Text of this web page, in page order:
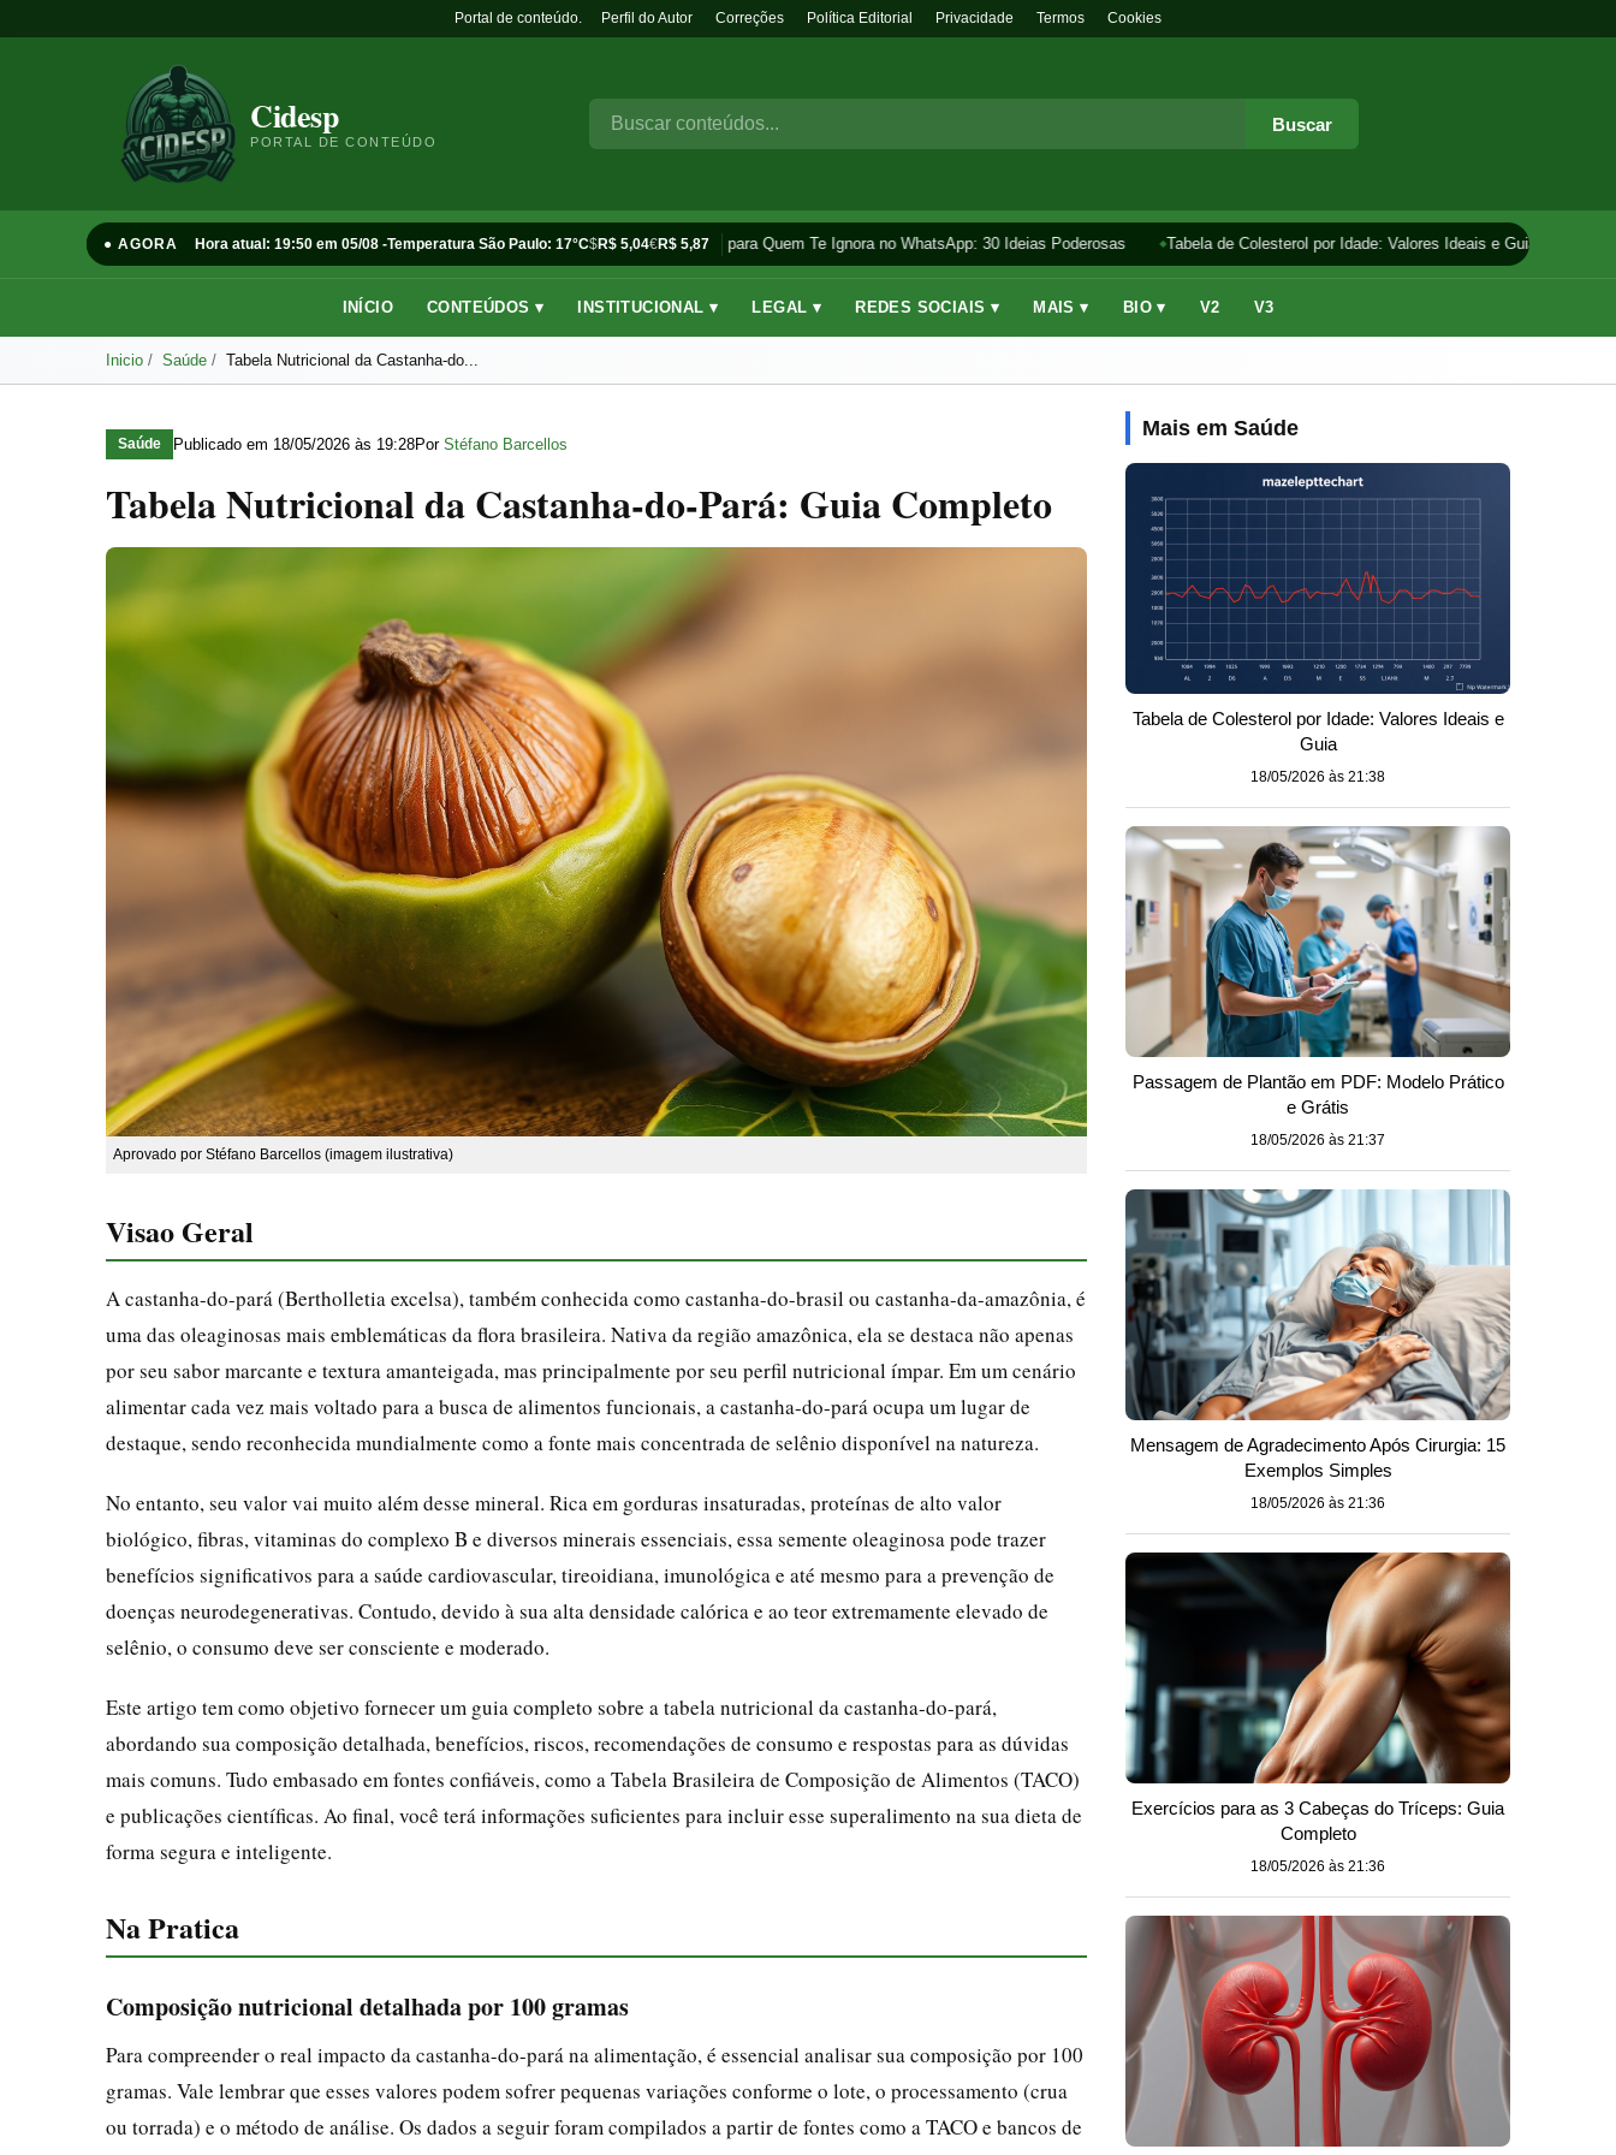
Portal de conteúdo. Perfil do Autor Correções Política Editorial Privacidade Termos Cookies
Cidesp
PORTAL DE CONTEÚDO
Buscar
● AGORA Hora atual: 19:50 em 05/08 -Temperatura São Paulo: 17°C$R$ 5,04€R$ 5,87
Frases para Quem Te Ignora no WhatsApp: 30 Ideias Poderosas Tabela de Colesterol por Idade: Valores Ideais e Guia
INÍCIO CONTEÚDOS ▾ INSTITUCIONAL ▾ LEGAL ▾ REDES SOCIAIS ▾ MAIS ▾ BIO ▾ V2 V3
Inicio Saúde Tabela Nutricional da Castanha-do...
Saúde Publicado em 18/05/2026 às 19:28Por Stéfano Barcellos
Tabela Nutricional da Castanha-do-Pará: Guia Completo
Aprovado por Stéfano Barcellos (imagem ilustrativa)
Visao Geral
A castanha-do-pará (Bertholletia excelsa), também conhecida como castanha-do-brasil ou castanha-da-amazônia, é
uma das oleaginosas mais emblemáticas da flora brasileira. Nativa da região amazônica, ela se destaca não apenas
por seu sabor marcante e textura amanteigada, mas principalmente por seu perfil nutricional ímpar. Em um cenário
alimentar cada vez mais voltado para a busca de alimentos funcionais, a castanha-do-pará ocupa um lugar de
destaque, sendo reconhecida mundialmente como a fonte mais concentrada de selênio disponível na natureza.
No entanto, seu valor vai muito além desse mineral. Rica em gorduras insaturadas, proteínas de alto valor
biológico, fibras, vitaminas do complexo B e diversos minerais essenciais, essa semente oleaginosa pode trazer
benefícios significativos para a saúde cardiovascular, tireoidiana, imunológica e até mesmo para a prevenção de
doenças neurodegenerativas. Contudo, devido à sua alta densidade calórica e ao teor extremamente elevado de
selênio, o consumo deve ser consciente e moderado.
Este artigo tem como objetivo fornecer um guia completo sobre a tabela nutricional da castanha-do-pará,
abordando sua composição detalhada, benefícios, riscos, recomendações de consumo e respostas para as dúvidas
mais comuns. Tudo embasado em fontes confiáveis, como a Tabela Brasileira de Composição de Alimentos (TACO)
e publicações científicas. Ao final, você terá informações suficientes para incluir esse superalimento na sua dieta de
forma segura e inteligente.
Na Pratica
Composição nutricional detalhada por 100 gramas
Para compreender o real impacto da castanha-do-pará na alimentação, é essencial analisar sua composição por 100
gramas. Vale lembrar que esses valores podem sofrer pequenas variações conforme o lote, o processamento (crua
ou torrada) e o método de análise. Os dados a seguir foram compilados a partir de fontes como a TACO e bancos de
Mais em Saúde
Tabela de Colesterol por Idade: Valores Ideais e
Guia
18/05/2026 às 21:38
Passagem de Plantão em PDF: Modelo Prático
e Grátis
18/05/2026 às 21:37
Mensagem de Agradecimento Após Cirurgia: 15
Exemplos Simples
18/05/2026 às 21:36
Exercícios para as 3 Cabeças do Tríceps: Guia
Completo
18/05/2026 às 21:36